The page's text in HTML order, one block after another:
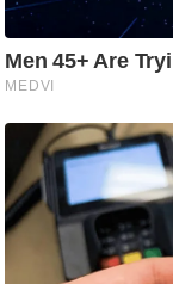
स्टा
इ
ल
क्नॉ
लॉ
जी